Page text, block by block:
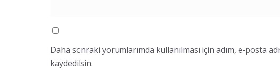
Daha sonraki yorumlarımda kullanılması için adım, e-posta
kaydedilsin.